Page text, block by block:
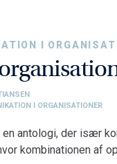
I
I ORGANISATIONER
antologi, der især
kombinationen af